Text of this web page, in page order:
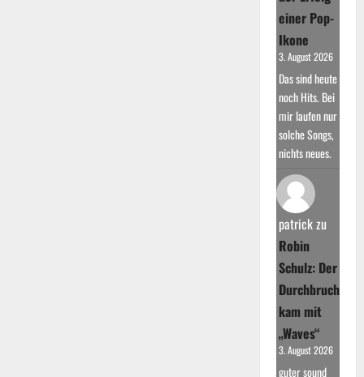
einer Pop-
Ikone
3. August 2026
Das sind heute
noch Hits. Bei
mir laufen nur
solche Songs,
nichts neues.
patrickzu
Robin
Schulz: Der
Durchbruch
kam mit
„Waves“
3. August 2026
guter sound